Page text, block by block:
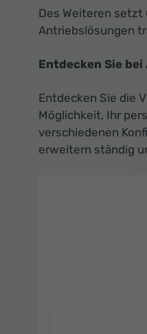
Des Weiteren
Antriebslösungen
Entdecken Sie
Entdecken Sie die
Möglichkeit, Ihr
verschiedenen
erweitern ständig